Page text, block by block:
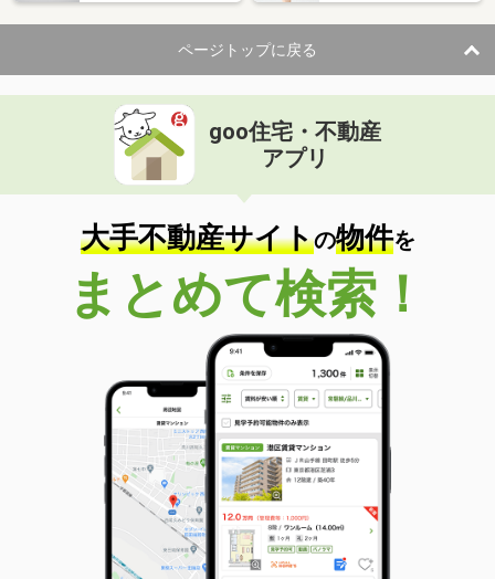
ページトップに戻る
goo住宅・不動産
アプリ
大手不動産サイトの物件を
まとめて検索！